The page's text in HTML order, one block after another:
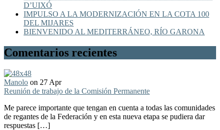
D’UIXÓ
IMPULSO A LA MODERNIZACIÓN EN LA COTA 100
DEL MIJARES
BIENVENIDO AL MEDITERRÁNEO, RÍO GARONA
Comentarios recientes
Manolo on 27 Apr
Reunión de trabajo de la Comisión Permanente
Me parece importante que tengan en cuenta a todas las comunidades
de regantes de la Federación y en esta nueva etapa se pudiera dar
respuestas […]